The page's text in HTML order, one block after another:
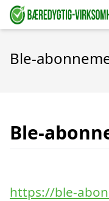
Ble-
Ble-
https://ble-